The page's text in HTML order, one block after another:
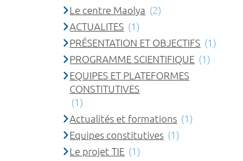
Le centre Maolya (2)
ACTUALITES (1)
PRÉSENTATION ET OBJECTIFS (1)
PROGRAMME SCIENTIFIQUE (1)
EQUIPES ET PLATEFORMES
CONSTITUTIVES
(1)
Actualités et formations (1)
Equipes constitutives (1)
Le projet TIE (1)